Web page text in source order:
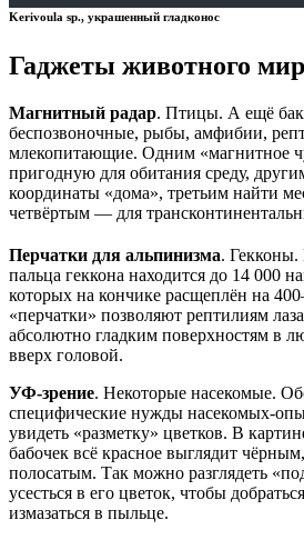
Kerivoula sp., украшенный гладконос
Гаджеты животного
Магнитный радар. Птицы. А ещё
беспозвоночные, рыбы, амфибии,
млекопитающие. Одним «магнитное
пригодную для обитания среду,
координаты «дома», третьим найти
четвёртым — для
Перчатки для альпинизма.
пальца геккона находится до 14 000
которых на кончике расщеплён на
«перчатки» позволяют рептилиям
абсолютно гладким поверхностям в
вверх головой.
УФ-зрение. Некоторые насекомые.
специфические нужды насекомых-
увидеть «разметку» цветков. В
бабочек всё красное выглядит
полосатым. Так можно разглядеть
усесться в его цветок, чтобы
измазаться в пыльце.